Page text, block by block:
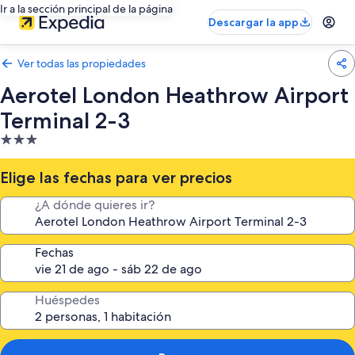
Ir a la sección principal de la página
Descargar la app
Ver todas las propiedades
Aerotel London Heathrow Airport
Terminal 2-3
Propiedad
de
3.0
estrellas
Elige las fechas para ver precios
¿A dónde quieres ir?
Fechas
Huéspedes